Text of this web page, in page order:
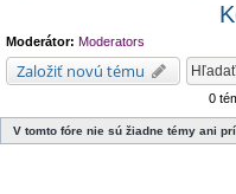
Moderátor: Moderators
Založiť novú tému
0
V tomto fóre nie sú žiadne témy ani